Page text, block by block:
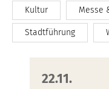
Kultur Messe
Stadtführung
22.11.